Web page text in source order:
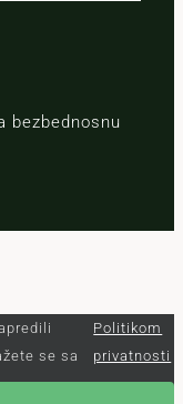
bezbednosnu
se sa
Politikom
privatnosti